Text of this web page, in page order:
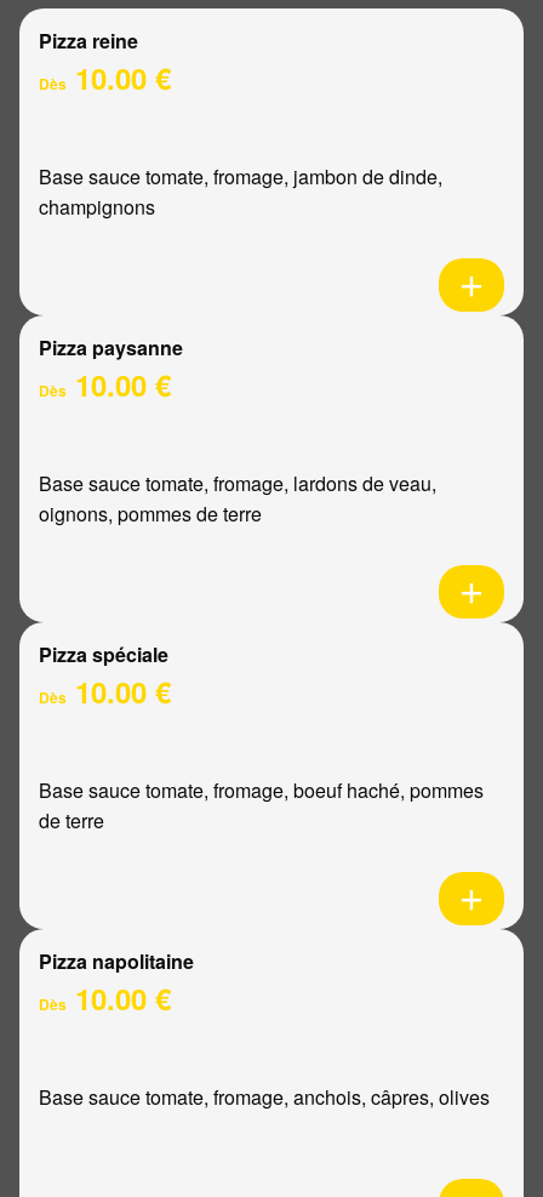
Pizza reine
Dès 10.00 €
Base sauce tomate, fromage, jambon de dinde,
champignons
Pizza paysanne
Dès 10.00 €
Base sauce tomate, fromage, lardons de veau,
oignons, pommes de terre
Pizza spéciale
Dès 10.00 €
Base sauce tomate, fromage, boeuf haché, pommes
de terre
Pizza napolitaine
Dès 10.00 €
Base sauce tomate, fromage, anchois, câpres, olives